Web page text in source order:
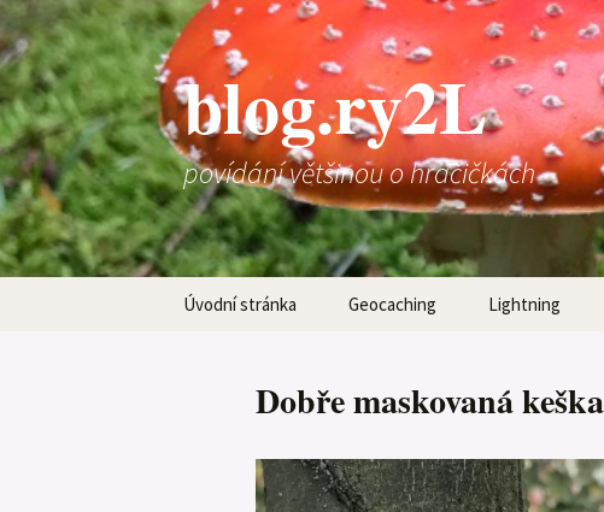
Přejít
k
obsahu
webu
blog.ry2L
povídání většinou o hračičkách
Úvodní stránka Geocaching Lightning
Dobře maskovaná keška